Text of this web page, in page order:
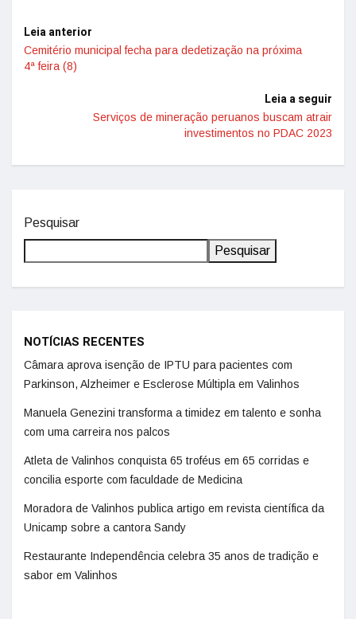
Leia anterior
Cemitério municipal fecha para dedetização na próxima
4ª feira (8)
Leia a seguir
Serviços de mineração peruanos buscam atrair
investimentos no PDAC 2023
Pesquisar
Pesquisar
NOTÍCIAS RECENTES
Câmara aprova isenção de IPTU para pacientes com
Parkinson, Alzheimer e Esclerose Múltipla em Valinhos
Manuela Genezini transforma a timidez em talento e sonha
com uma carreira nos palcos
Atleta de Valinhos conquista 65 troféus em 65 corridas e
concilia esporte com faculdade de Medicina
Moradora de Valinhos publica artigo em revista científica da
Unicamp sobre a cantora Sandy
Restaurante Independência celebra 35 anos de tradição e
sabor em Valinhos